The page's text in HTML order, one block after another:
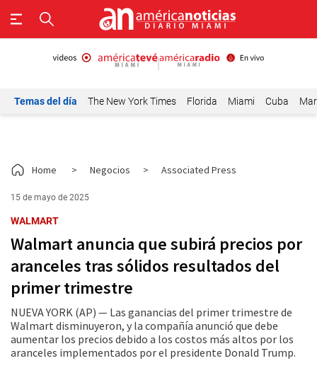
Temas del día The New York Times Florida Miami Cuba
Home > Negocios > Associated Press
15 de mayo de 2025
WALMART
Walmart anuncia que subirá precios por
aranceles tras sólidos resultados del
primer trimestre
NUEVA YORK (AP) — Las ganancias del primer trimestre de
Walmart disminuyeron, y la compañía anunció que debe
aumentar los precios debido a los costos más altos por los
aranceles implementados por el presidente Donald Trump.